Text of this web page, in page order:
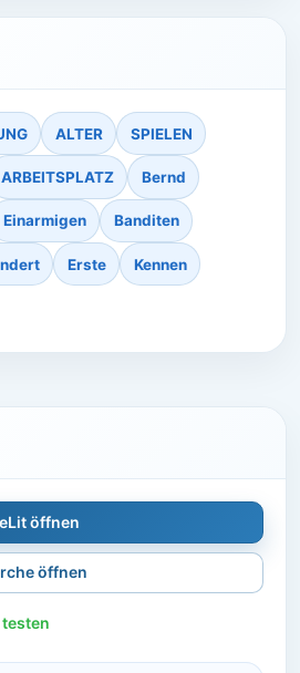
ALTER SPIELEN
ARBEITSPLATZ Bernd
Einarmigen Banditen
Erste Kennen
öffnen
öffnen